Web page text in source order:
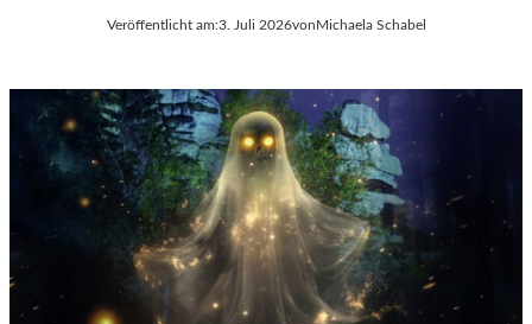
K
U
L
T
U
R
-
B
O
Veröffentlicht am:3. Juli 2026vonMichaela Schabel